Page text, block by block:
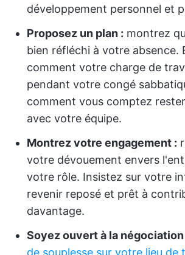
développement personnel et
Proposez un plan : montrez
bien réfléchi à votre absence.
comment votre charge de
pendant votre congé
comment vous comptez
avec votre équipe.
Montrez votre engagement :
votre dévouement envers
votre rôle. Insistez sur votre
revenir reposé et prêt à
davantage.
Soyez ouvert à la négociation
de souplesse sur votre lieu de